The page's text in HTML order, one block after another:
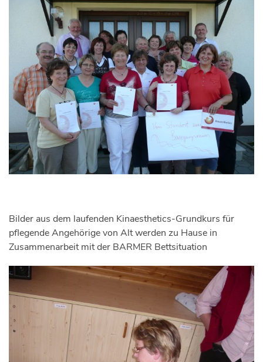
Bilder aus dem laufenden Kinaesthetics-Grundkurs für
pflegende Angehörige von Alt werden zu Hause in
Zusammenarbeit mit der BARMER Bettsituation